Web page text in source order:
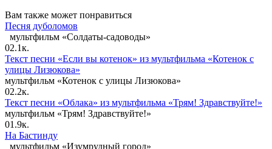
Вам также может понравиться
Песня дуболомов
мультфильм «Солдаты-садоводы»
02.1к.
Текст песни «Если вы котенок» из мультфильма «Котенок с
улицы Лизюкова»
мультфильм «Котенок с улицы Лизюкова»
02.2к.
Текст песни «Облака» из мультфильма «Трям! Здравствуйте!»
мультфильм «Трям! Здравствуйте!»
01.9к.
На Бастинду
мультфильм «Изумрудный город»